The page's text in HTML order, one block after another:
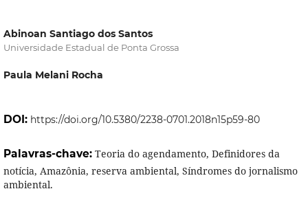
Abinoan Santiago dos Santos
Universidade Estadual de Ponta Grossa
Paula Melani Rocha
DOI: https://doi.org/10.5380/2238-0701.2018n15p59-80
Palavras-chave: Teoria do agendamento, Definidores da
notícia, Amazônia, reserva ambiental, Síndromes do jornalismo
ambiental.